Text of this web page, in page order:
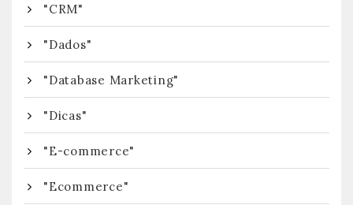
"CRM"
"Dados"
"Database Marketing"
"Dicas"
"E-commerce"
"Ecommerce"